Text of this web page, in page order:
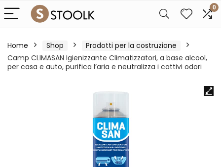
0
Home Shop
Prodotti per la costruzione
Camp CLIMASAN Igienizzante Climatizzatori, a base alcool,
per casa e auto, purifica l’aria e neutralizza i cattivi odori